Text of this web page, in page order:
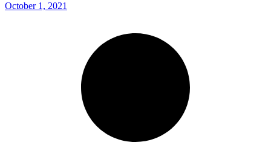
October 1, 2021